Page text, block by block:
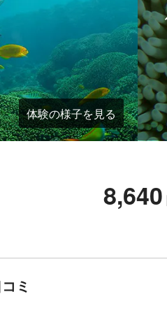
体験の様子を見る
8,640
ミ